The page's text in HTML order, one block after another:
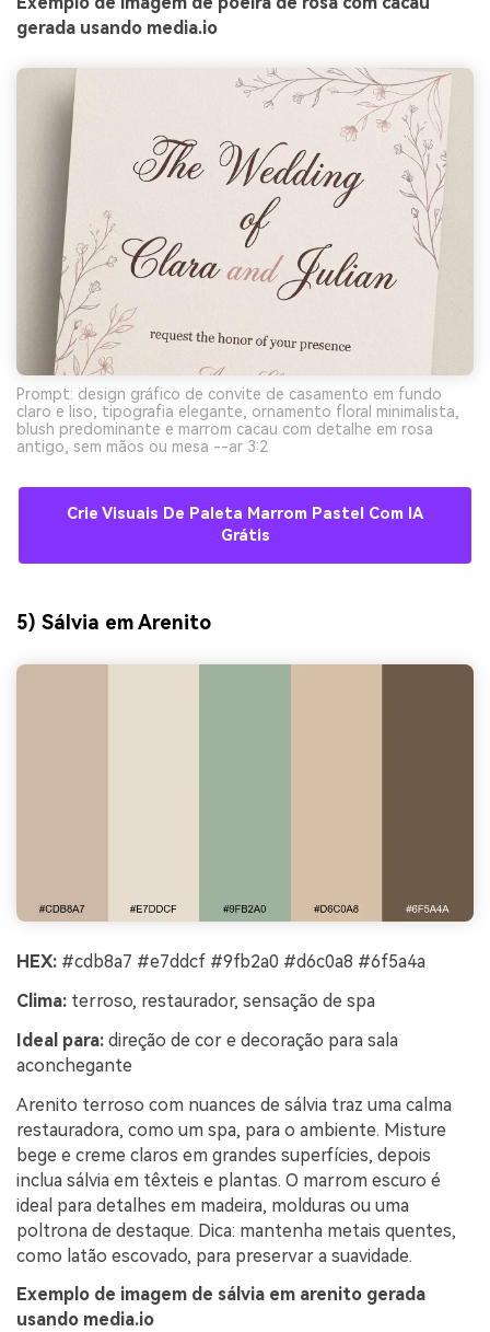
gerada usando media.io
Prompt: design gráfico de convite de casamento em fundo
claro e liso, tipografia elegante, ornamento floral minimalista,
blush predominante e marrom cacau com detalhe em rosa
antigo, sem mãos ou mesa --ar 3:2
Crie Visuais De Paleta Marrom Pastel Com IA
Grátis
5) Sálvia em Arenito
HEX: #cdb8a7 #e7ddcf #9fb2a0 #d6c0a8 #6f5a4a
Clima: terroso, restaurador, sensação de spa
Ideal para: direção de cor e decoração para sala
aconchegante
Arenito terroso com nuances de sálvia traz uma calma
restauradora, como um spa, para o ambiente. Misture
bege e creme claros em grandes superfícies, depois
inclua sálvia em têxteis e plantas. O marrom escuro é
ideal para detalhes em madeira, molduras ou uma
poltrona de destaque. Dica: mantenha metais quentes,
como latão escovado, para preservar a suavidade.
Exemplo de imagem de sálvia em arenito gerada
usando media.io